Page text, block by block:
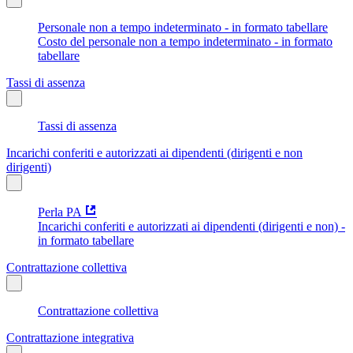
Personale non a tempo indeterminato - in formato tabellare
Costo del personale non a tempo indeterminato - in formato
tabellare
Tassi di assenza
Tassi di assenza
Incarichi conferiti e autorizzati ai dipendenti (dirigenti e non
dirigenti)
Perla PA
Incarichi conferiti e autorizzati ai dipendenti (dirigenti e non) -
in formato tabellare
Contrattazione collettiva
Contrattazione collettiva
Contrattazione integrativa